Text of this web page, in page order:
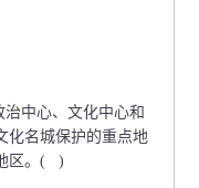
中心、文化中心和
化名城保护的重点地
地区。( )